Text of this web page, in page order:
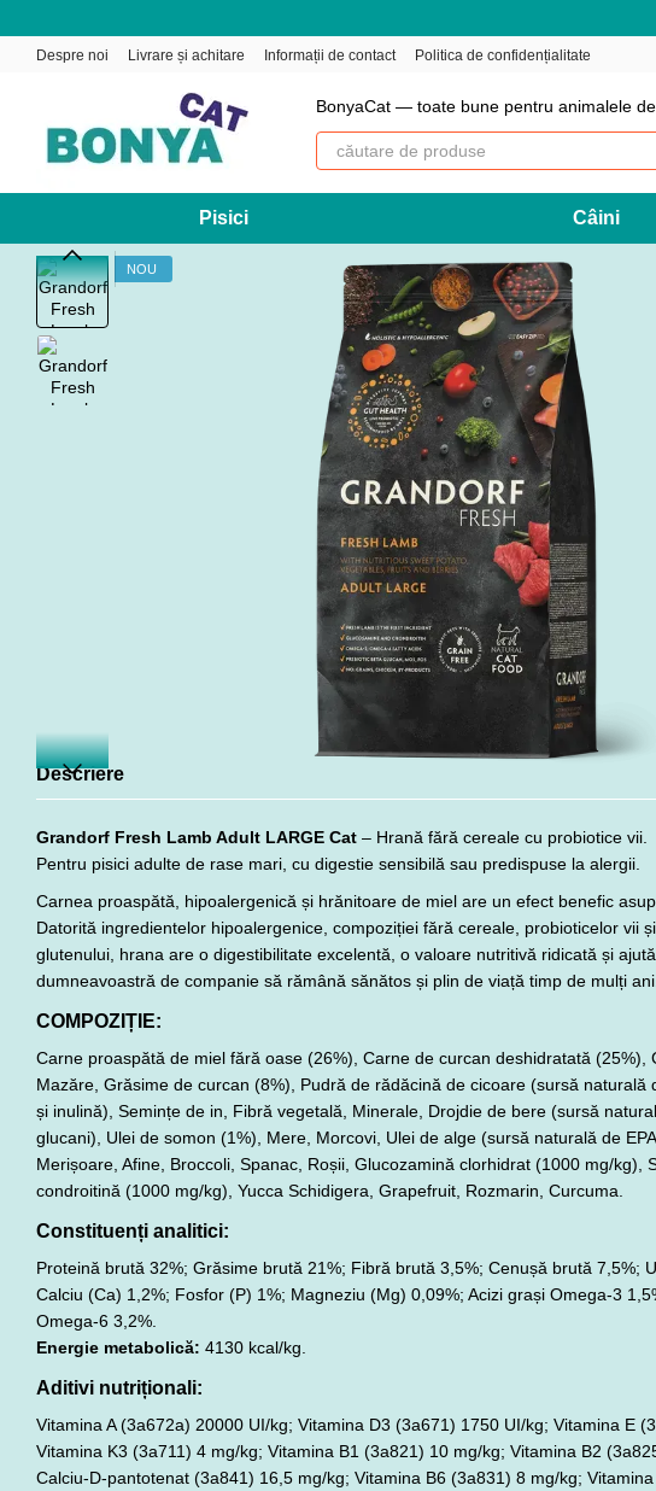
Despre noi Livrare și achitare Informații de contact Politica de confidențialitate
BonyaCat — toate bune pentru animalele
Pisici Câini
NOU
Descriere
Grandorf Fresh Lamb Adult LARGE Cat – Hrană fără cereale cu probiotice vii.
Pentru pisici adulte de rase mari, cu digestie sensibilă sau predispuse la alergii.
Carnea proaspătă, hipoalergenică și hrănitoare de miel are un efect benefic
Datorită ingredientelor hipoalergenice, compoziției fără cereale, probioticelor vii
glutenului, hrana are o digestibilitate excelentă, o valoare nutritivă ridicată și
dumneavoastră de companie să rămână sănătos și plin de viață timp de mulți ani.
COMPOZIȚIE:
Carne proaspătă de miel fără oase (26%), Carne de curcan deshidratată (25%),
Mazăre, Grăsime de curcan (8%), Pudră de rădăcină de cicoare (sursă naturală
și inulină), Semințe de in, Fibră vegetală, Minerale, Drojdie de bere (sursă
glucani), Ulei de somon (1%), Mere, Morcovi, Ulei de alge (sursă naturală de EPA
Merișoare, Afine, Broccoli, Spanac, Roșii, Glucozamină clorhidrat (1000 mg/kg),
condroitină (1000 mg/kg), Yucca Schidigera, Grapefruit, Rozmarin, Curcuma.
Constituenți analitici:
Proteină brută 32%; Grăsime brută 21%; Fibră brută 3,5%; Cenușă brută 7,5%;
Calciu (Ca) 1,2%; Fosfor (P) 1%; Magneziu (Mg) 0,09%; Acizi grași Omega-3
Omega-6 3,2%.
Energie metabolică: 4130 kcal/kg.
Aditivi nutriționali:
Vitamina A (3a672a) 20000 UI/kg; Vitamina D3 (3a671) 1750 UI/kg; Vitamina E
Vitamina K3 (3a711) 4 mg/kg; Vitamina B1 (3a821) 10 mg/kg; Vitamina B2
Calciu-D-pantotenat (3a841) 16,5 mg/kg; Vitamina B6 (3a831) 8 mg/kg; Vitamina